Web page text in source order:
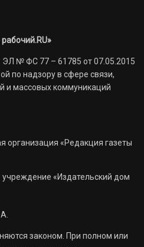
№ ФС 77 – 61785 от 07.05.2015
по надзору в сфере связи,
и массовых коммуникаций
организация «Редакция газеты
учреждение «Издательский дом
законом. При полном или